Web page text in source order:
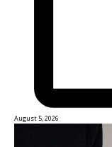
August 5, 2026